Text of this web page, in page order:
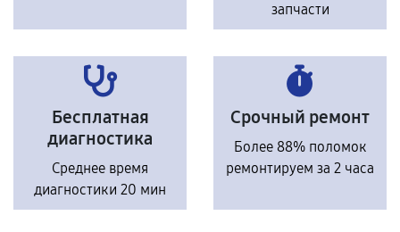
запчасти
Бесплатная
диагностика
Среднее время
диагностики 20 мин
Срочный ремонт
Более 88% поломок
ремонтируем за 2 часа